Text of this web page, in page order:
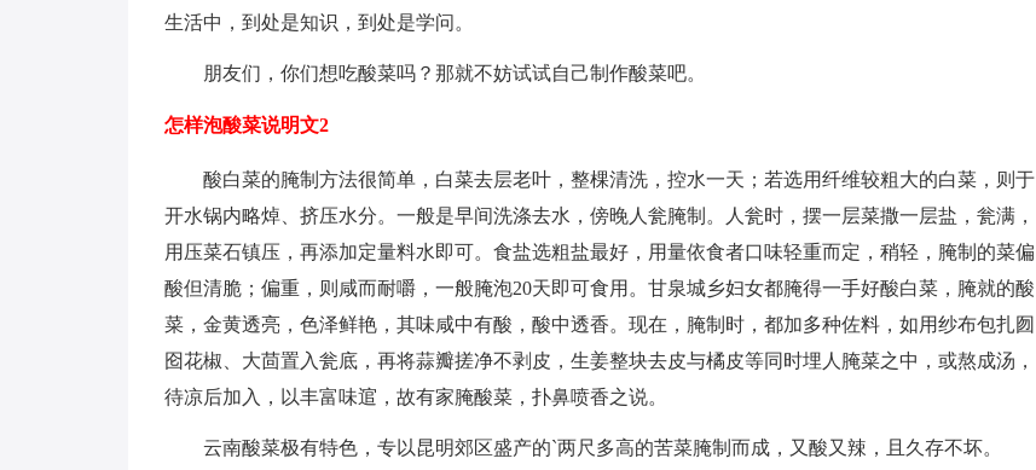
生活中，到处是知识，到处是学问。
朋友们，你们想吃酸菜吗？那就不妨试试自己制作酸菜吧。
怎样泡酸菜说明文2
酸白菜的腌制方法很简单，白菜去层老叶，整棵清洗，控水一天；若选用纤维较粗大的白菜，则于
开水锅内略焯、挤压水分。一般是早间洗涤去水，傍晚人瓮腌制。人瓮时，摆一层菜撒一层盐，瓮满，
用压菜石镇压，再添加定量料水即可。食盐选粗盐最好，用量依食者口味轻重而定，稍轻，腌制的菜偏
酸但清脆；偏重，则咸而耐嚼，一般腌泡20天即可食用。甘泉城乡妇女都腌得一手好酸白菜，腌就的酸
菜，金黄透亮，色泽鲜艳，其味咸中有酸，酸中透香。现在，腌制时，都加多种佐料，如用纱布包扎囫
囵花椒、大茴置入瓮底，再将蒜瓣搓净不剥皮，生姜整块去皮与橘皮等同时埋人腌菜之中，或熬成汤，
待凉后加入，以丰富味逭，故有家腌酸菜，扑鼻喷香之说。
云南酸菜极有特色，专以昆明郊区盛产的`两尺多高的苦菜腌制而成，又酸又辣，且久存不坏。